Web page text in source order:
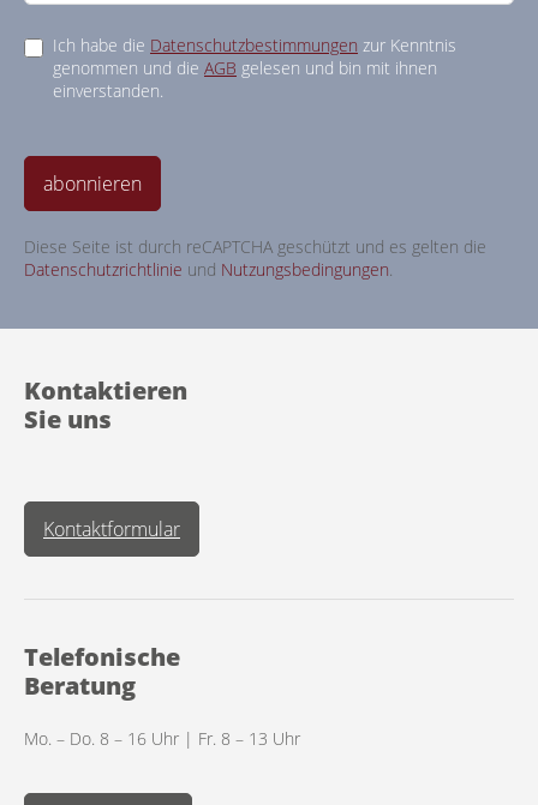
Leistungen ab – anschließend unterstützt Sie unser Serviceteam
gern beim Ergänzen weiterer Pakete.
Ich habe die Datenschutzbestimmungen zur Kenntnis
genommen und die AGB gelesen und bin mit ihnen
einverstanden.
abonnieren
Diese Seite ist durch reCAPTCHA geschützt und es gelten die
Datenschutzrichtlinie und Nutzungsbedingungen
Kontaktieren
Sie uns
Kontaktformular
Telefonische
Beratung
Mo. – Do. 8 – 16 Uhr | Fr. 8 – 13 Uhr